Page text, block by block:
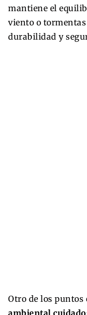
mantiene el
viento o
durabilidad y
Otro de los puntos